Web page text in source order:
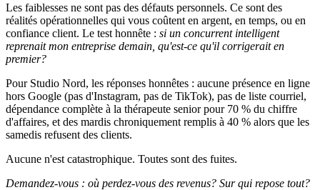
Les faiblesses ne sont pas des défauts personnels. Ce sont des
réalités opérationnelles qui vous coûtent en argent, en temps, ou en
confiance client. Le test honnête : si un concurrent intelligent
reprenait mon entreprise demain, qu'est-ce qu'il corrigerait en
premier?
Pour Studio Nord, les réponses honnêtes : aucune présence en ligne
hors Google (pas d'Instagram, pas de TikTok), pas de liste courriel,
dépendance complète à la thérapeute senior pour 70 % du chiffre
d'affaires, et des mardis chroniquement remplis à 40 % alors que les
samedis refusent des clients.
Aucune n'est catastrophique. Toutes sont des fuites.
Demandez-vous : où perdez-vous des revenus? Sur qui repose tout?